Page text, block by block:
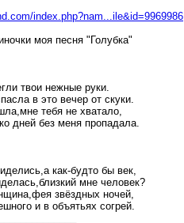
index.php?nam...ile&id=9969986
моя песня "Голубка"
твои нежные руки.
в это вечер от скуки.
тебя не хватало,
дней без меня пропадала.
как-будто бы век,
мне человек?
звёздных ночей,
и в объятьях согрей.